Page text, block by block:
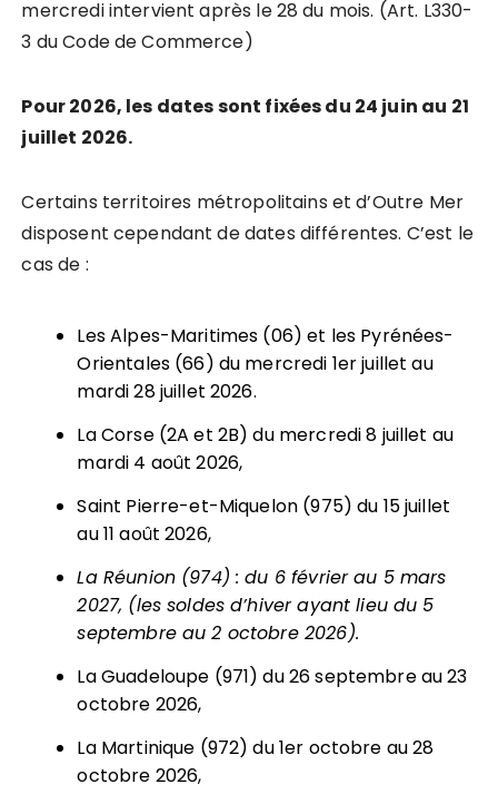
mercredi intervient après le 28 du mois. (Art. L330-
3 du Code de Commerce)
Pour 2026, les dates sont fixées du 24 juin au 21
juillet 2026.
Certains territoires métropolitains et d’Outre Mer
disposent cependant de dates différentes. C’est le
cas de :
Les Alpes-Maritimes (06) et les Pyrénées-
Orientales (66) du mercredi 1er juillet au
mardi 28 juillet 2026.
La Corse (2A et 2B) du mercredi 8 juillet au
mardi 4 août 2026,
Saint Pierre-et-Miquelon (975) du 15 juillet
au 11 août 2026,
La Réunion (974) : du 6 février au 5 mars
2027, (les soldes d’hiver ayant lieu du 5
septembre au 2 octobre 2026).
La Guadeloupe (971) du 26 septembre au 23
octobre 2026,
La Martinique (972) du 1er octobre au 28
octobre 2026,